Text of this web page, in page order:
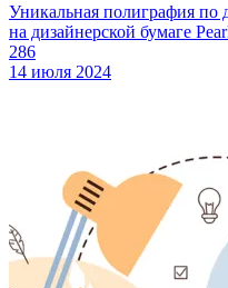
Уникальная полиграфия по
на дизайнерской бумаге
286
14 июля 2024